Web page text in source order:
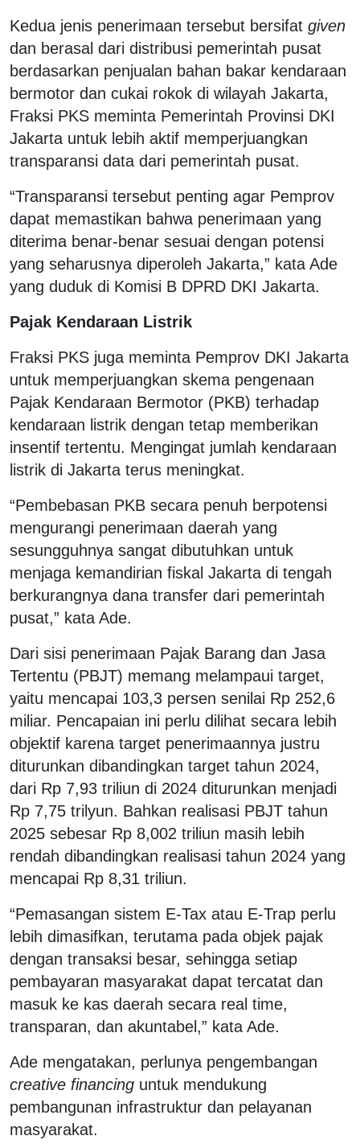
Kedua jenis penerimaan tersebut bersifat given
dan berasal dari distribusi pemerintah pusat
berdasarkan penjualan bahan bakar kendaraan
bermotor dan cukai rokok di wilayah Jakarta,
Fraksi PKS meminta Pemerintah Provinsi DKI
Jakarta untuk lebih aktif memperjuangkan
transparansi data dari pemerintah pusat.
“Transparansi tersebut penting agar Pemprov
dapat memastikan bahwa penerimaan yang
diterima benar-benar sesuai dengan potensi
yang seharusnya diperoleh Jakarta,” kata Ade
yang duduk di Komisi B DPRD DKI Jakarta.
Pajak Kendaraan Listrik
Fraksi PKS juga meminta Pemprov DKI Jakarta
untuk memperjuangkan skema pengenaan
Pajak Kendaraan Bermotor (PKB) terhadap
kendaraan listrik dengan tetap memberikan
insentif tertentu. Mengingat jumlah kendaraan
listrik di Jakarta terus meningkat.
“Pembebasan PKB secara penuh berpotensi
mengurangi penerimaan daerah yang
sesungguhnya sangat dibutuhkan untuk
menjaga kemandirian fiskal Jakarta di tengah
berkurangnya dana transfer dari pemerintah
pusat,” kata Ade.
Dari sisi penerimaan Pajak Barang dan Jasa
Tertentu (PBJT) memang melampaui target,
yaitu mencapai 103,3 persen senilai Rp 252,6
miliar. Pencapaian ini perlu dilihat secara lebih
objektif karena target penerimaannya justru
diturunkan dibandingkan target tahun 2024,
dari Rp 7,93 triliun di 2024 diturunkan menjadi
Rp 7,75 trilyun. Bahkan realisasi PBJT tahun
2025 sebesar Rp 8,002 triliun masih lebih
rendah dibandingkan realisasi tahun 2024 yang
mencapai Rp 8,31 triliun.
“Pemasangan sistem E-Tax atau E-Trap perlu
lebih dimasifkan, terutama pada objek pajak
dengan transaksi besar, sehingga setiap
pembayaran masyarakat dapat tercatat dan
masuk ke kas daerah secara real time,
transparan, dan akuntabel,” kata Ade.
Ade mengatakan, perlunya pengembangan
creative financing untuk mendukung
pembangunan infrastruktur dan pelayanan
masyarakat.